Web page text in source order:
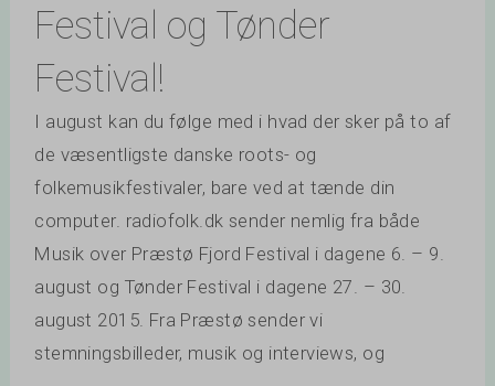
Festival og Tønder
Festival!
I august kan du følge med i hvad der sker på to af
de væsentligste danske roots- og
folkemusikfestivaler, bare ved at tænde din
computer. radiofolk.dk sender nemlig fra både
Musik over Præstø Fjord Festival i dagene 6. – 9.
august og Tønder Festival i dagene 27. – 30.
august 2015. Fra Præstø sender vi
stemningsbilleder, musik og interviews, og